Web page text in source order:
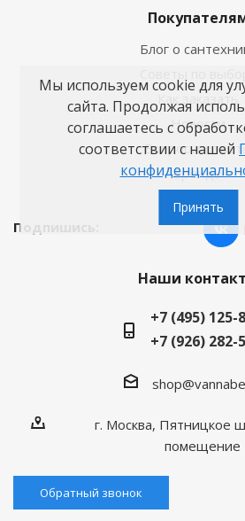
Блог о
Как заказать
Новости
Вопросы-
Бренды
Подпишись:
Наши
+7 (495) 125-
+7 (926) 282-
г. Москва, Пятницкое
помещение
Обратный звонок
Мы используем cookie для
сайта. Продолжая
соглашаетесь с
соответствии с нашей
Принять